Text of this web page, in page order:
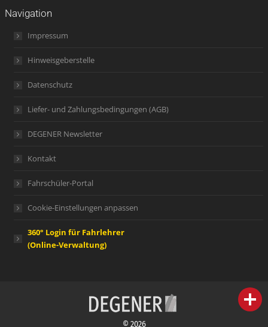
Navigation
Impressum
Hinweisgeberstelle
Datenschutz
Liefer- und Zahlungsbedingungen (AGB)
DEGENER Newsletter
Kontakt
Fahrschüler-Portal
Cookie-Einstellungen anpassen
360° Login für Fahrlehrer
(Online-Verwaltung)
© 2026
person IHR FACHBERATER